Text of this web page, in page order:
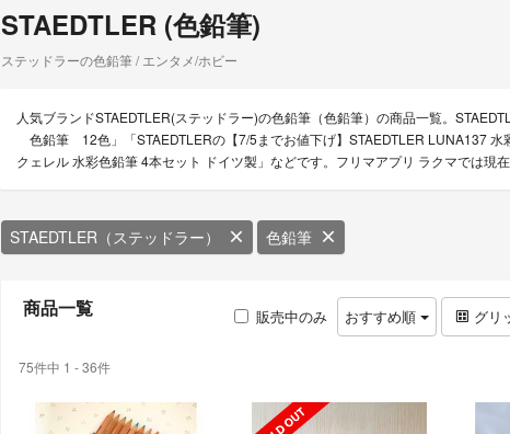
STAEDTLER (色鉛筆)
ステッドラーの色鉛筆 / エンタメ/ホビー
人気ブランドSTAEDTLER(ステッドラー)の色鉛筆（色鉛筆）の商品一覧。
色鉛筆 12色」「STAEDTLERの【7/5までお値下げ】STAEDTLER LUNA137 水
クェレル 水彩色鉛筆 4本セット ドイツ製」などです。フリマアプリ ラクマでは現
STAEDTLER（ステッドラー） 色鉛筆
商品一覧 販売中のみ おすすめ順 グリ
75件中 1 - 36件